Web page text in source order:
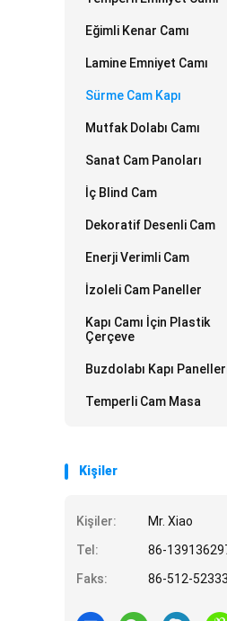
Eğimli Kenar Camı
Lamine Emniyet Camı
Sürme Cam Kapı
Mutfak Dolabı Camı
Sanat Cam Panoları
İç Blind Cam
Dekoratif Desenli Cam
Enerji Verimli Cam
İzoleli Cam Paneller
Kapı Camı İçin Plastik
Çerçeve
Buzdolabı Kapı
Temperli Cam Masa
Kişiler
Kişiler:
Mr. Xiao
Tel:
86-
Faks:
86-512-